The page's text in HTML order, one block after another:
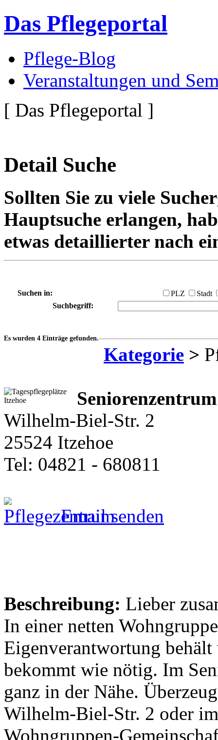
Das Pflegeportal
Pflege-Blog
Veranstaltungen und
[ Das Pflegeportal ]
Detail Suche
Sollten Sie zu viele
Hauptsuche erlangen,
etwas detaillierter nach
Suchen in: PLZ
Stadt
Suchbegriff:
Es wurden 4 Einträge gefunden.
Kategorie >
Wilhelm-Biel-Str. 2
25524 Itzehoe
Tel: 04821 - 680811
Email senden
Beschreibung: Lieber
In einer netten
Eigenverantwortung
bekommt wie nötig. Im
ganz in der Nähe.
Wilhelm-Biel-Str. 2 oder
Wohngruppen-